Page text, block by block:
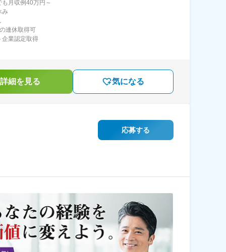
も月収例40万円～
み
連休取得可
企業認定取得
細を見る 気になる
応募する